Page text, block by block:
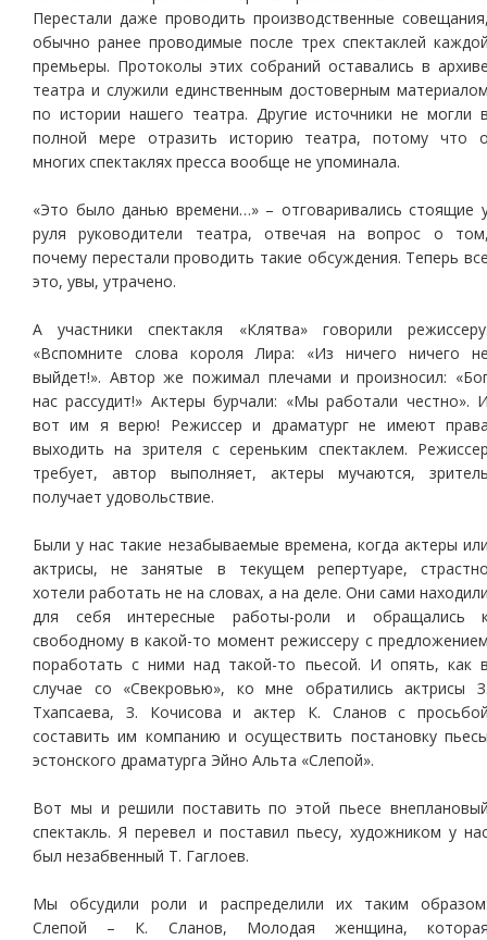
Перестали даже проводить производственные
обычно ранее проводимые после трех спектаклей
премьеры. Протоколы этих собраний оставались в
театра и служили единственным достоверным
по истории нашего театра. Другие источники не могли
полной мере отразить историю театра, потому что
многих спектаклях пресса вообще не упоминала.
«Это было данью времени…» – отговаривались стоящие
руля руководители театра, отвечая на вопрос о
почему перестали проводить такие обсуждения. Теперь
это, увы, утрачено.
А участники спектакля «Клятва» говорили
«Вспомните слова короля Лира: «Из ничего ничего
выйдет!». Автор же пожимал плечами и произносил:
нас рассудит!» Актеры бурчали: «Мы работали честно».
вот им я верю! Режиссер и драматург не имеют
выходить на зрителя с сереньким спектаклем.
требует, автор выполняет, актеры мучаются,
получает удовольствие.
Были у нас такие незабываемые времена, когда актеры
актрисы, не занятые в текущем репертуаре,
хотели работать не на словах, а на деле. Они сами
для себя интересные работы-роли и обращались
свободному в какой-то момент режиссеру с
поработать с ними над такой-то пьесой. И опять, как
случае со «Свекровью», ко мне обратились актрисы
Тхапсаева, З. Кочисова и актер К. Сланов с
составить им компанию и осуществить постановку
эстонского драматурга Эйно Альта «Слепой».
Вот мы и решили поставить по этой пьесе
спектакль. Я перевел и поставил пьесу, художником у
был незабвенный Т. Гаглоев.
Мы обсудили роли и распределили их таким
Слепой – К. Сланов, Молодая женщина,